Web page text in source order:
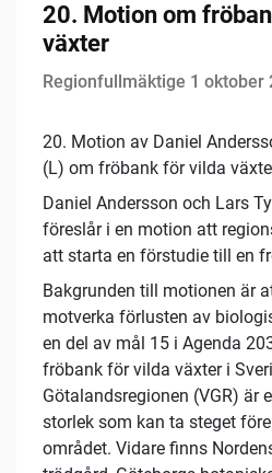
20. Motion om
växter
Regionfullmäktige 1 oktober
20. Motion av Daniel
(L) om fröbank för vilda
Daniel Andersson och Lars
föreslår i en motion att
att starta en förstudie till en
Bakgrunden till motionen är
motverka förlusten av
en del av mål 15 i Agenda
fröbank för vilda växter i
Götalandsregionen (VGR) är
storlek som kan ta steget
området. Vidare finns